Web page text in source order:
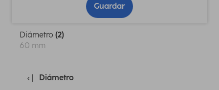
Guardar
Diámetro (2)
60 mm
Diámetro